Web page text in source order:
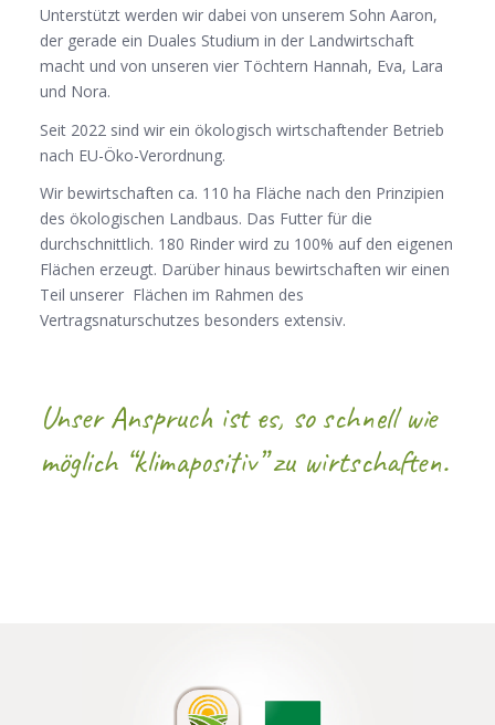
Unterstützt werden wir dabei von unserem Sohn Aaron,
der gerade ein Duales Studium in der Landwirtschaft
macht und von unseren vier Töchtern Hannah, Eva, Lara
und Nora.
Seit 2022 sind wir ein ökologisch wirtschaftender Betrieb
nach EU-Öko-Verordnung.
Wir bewirtschaften ca. 110 ha Fläche nach den Prinzipien
des ökologischen Landbaus. Das Futter für die
durchschnittlich. 180 Rinder wird zu 100% auf den eigenen
Flächen erzeugt. Darüber hinaus bewirtschaften wir einen
Teil unserer Flächen im Rahmen des
Vertragsnaturschutzes besonders extensiv.
Unser Anspruch ist es, so schnell wie
möglich “klimapositiv” zu wirtschaften.